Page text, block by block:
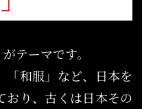
テーマです。
「和服」など、日本を
おり、古くは日本その